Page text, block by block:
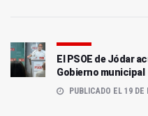
El PSOE de Jódar
Gobierno municipal
PUBLICADO EL 19 DE